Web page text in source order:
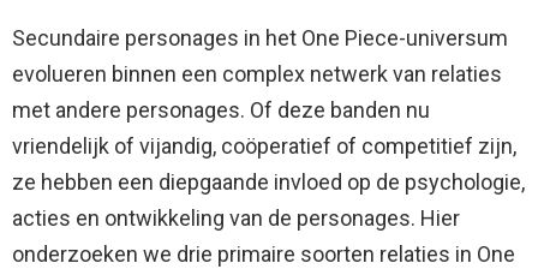
Secundaire personages in het One Piece-universum
evolueren binnen een complex netwerk van relaties
met andere personages. Of deze banden nu
vriendelijk of vijandig, coöperatief of competitief zijn,
ze hebben een diepgaande invloed op de psychologie,
acties en ontwikkeling van de personages. Hier
onderzoeken we drie primaire soorten relaties in One